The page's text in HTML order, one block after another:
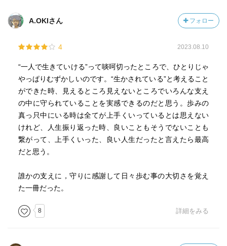
A.OKIさん フォロー
4 2023.08.10
“一人で生きていける”って啖呵切ったところで、ひとりじゃ
やっぱりむずかしいのです。“生かされている”と考えること
ができた時、見えるところ見えないところでいろんな支え
の中に守られていることを実感できるのだと思う。歩みの
真っ只中にいる時は全てが上手くいっているとは思えない
けれど、人生振り返った時、良いこともそうでないことも
繋がって、上手くいった、良い人生だったと言えたら最高
だと思う。
誰かの支えに，守りに感謝して日々歩む事の大切さを覚え
た一冊だった。
8 詳細をみる